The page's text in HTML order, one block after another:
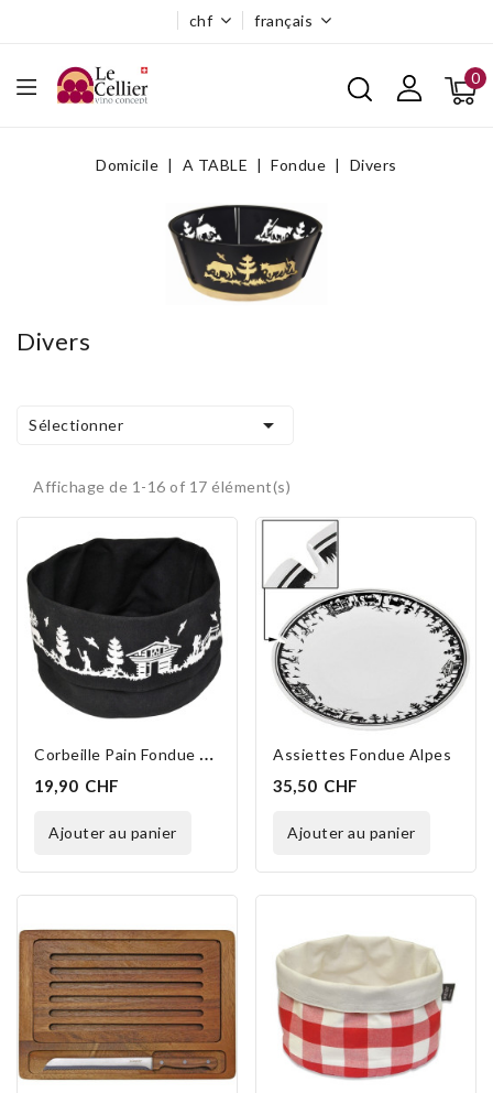
français
chf
0
Domicile A TABLE Fondue Divers
Divers
Sélectionner 
Affichage de 1-16 of 17 élément(s)
EXCLUSIVITÉ WEB
C
Orbeille Pain Fondue Rondo Alpes 22 Cm
19,90 CHF
ajouter au panier
EXCLUSIVITÉ WEB
Assiettes Fondue Alpes
35,50 CHF
ajouter au panier